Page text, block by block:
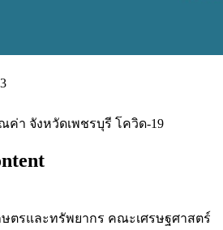
า จังหวัดเพชรบุรี โควิด-19
ตรและทรัพยากร คณะเศรษฐศาสตร์